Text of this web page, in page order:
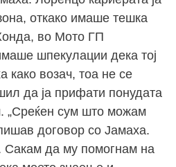
откако имаше тешка
во Мото ГП
шпекулации дека тој
како возач, тоа не се
да ја прифати понудата
„Среќен сум што можам
договор со Јамаха.
Сакам да му помогнам на